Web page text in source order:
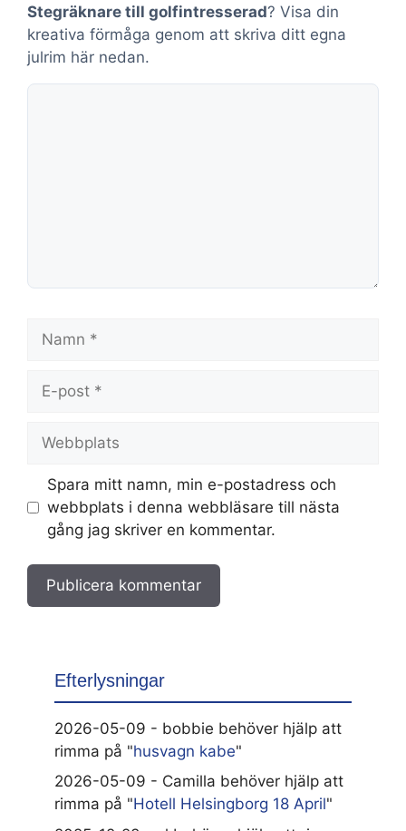
Stegräknare till golfintresserad? Visa din
kreativa förmåga genom att skriva ditt egna
julrim här nedan.
Kommentar
post
Spara mitt namn, min e-postadress och
webbplats i denna webbläsare till nästa
gång jag skriver en kommentar.
Efterlysningar
2026-05-09 - bobbie behöver hjälp att
rimma på "husvagn kabe"
2026-05-09 - Camilla behöver hjälp att
rimma på "Hotell Helsingborg 18 April"